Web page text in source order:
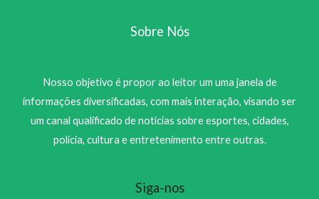
Sobre Nós
Nosso objetivo é propor ao leitor um uma janela de
informações diversificadas, com mais interação, visando ser
um canal qualificado de notícias sobre esportes, cidades,
polícia, cultura e entretenimento entre outras.
Siga-nos